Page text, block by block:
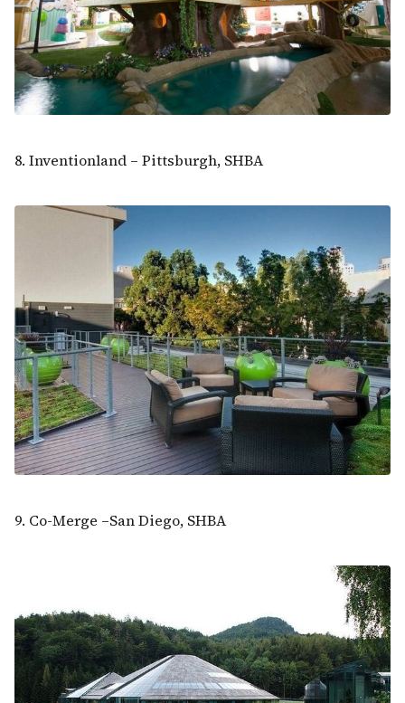
8. Inventionland – Pittsburgh, SHBA
9. Co-Merge –San Diego, SHBA